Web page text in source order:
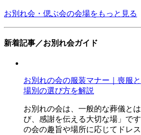
お別れ会・偲ぶ会の会場をもっと見る
新着記事／お別れ会ガイド
お別れの会の服装マナー｜喪服
場別の選び方を解説
お別れの会は、一般的な葬儀と
び、感謝を伝える大切な場」で
の会の趣旨や場所に応じてドレ